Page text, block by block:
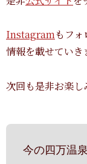
Instagramもフ
情報を載せていき
次回も是非お楽し
今の四万温